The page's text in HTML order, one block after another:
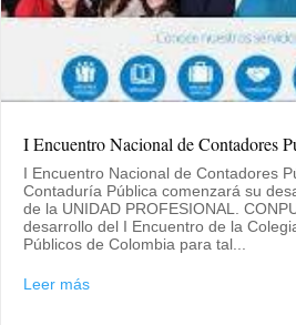
I Encuentro Nacional de Contadores
I Encuentro Nacional de Contadores
Contaduría Pública comenzará su
de la UNIDAD PROFESIONAL.
desarrollo del I Encuentro de la
Públicos de Colombia para tal...
Leer más